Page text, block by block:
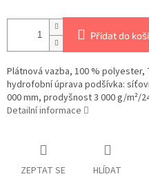
Přidat do
Plátnová vazba, 100 % polyester,
hydrofobní úprava podšívka:
000 mm, prodyšnost 3 000 g/m²/
Detailní informace
ZEPTAT SE HLÍDAT